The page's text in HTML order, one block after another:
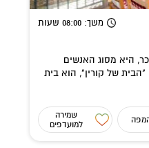
משך: 08:00 שעות
היא מסוג האנשים
של קורין", הוא בית
שמירה
למועדפים